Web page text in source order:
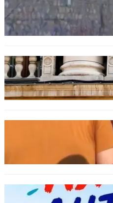
Ограничават
„Вълноломна“
БЪЛГАРИЯ
Дрон навлезе
Румъния
МЗХ: Ловните
издават онлайн
БЪЛГАРИЯ